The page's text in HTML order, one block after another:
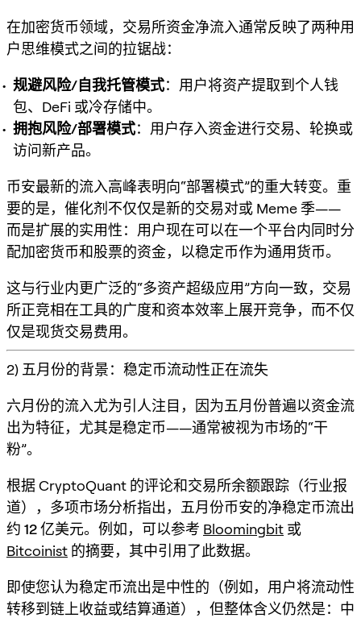
在加密货币领域，交易所资金净流入通常反映了两种用
户思维模式之间的拉锯战：
规避风险/自我托管模式：用户将资产提取到个人钱
包、DeFi 或冷存储中。
拥抱风险/部署模式：用户存入资金进行交易、轮换或
访问新产品。
币安最新的流入高峰表明向“部署模式”的重大转变。重
要的是，催化剂不仅仅是新的交易对或 Meme 季——
而是扩展的实用性：用户现在可以在一个平台内同时分
配加密货币和股票的资金，以稳定币作为通用货币。
这与行业内更广泛的“多资产超级应用”方向一致，交易
所正竞相在工具的广度和资本效率 上展开竞争，而不仅
仅是现货交易费用。
2) 五月份的背景：稳定币流动性正在流失
六月份的流入尤为引人注目，因为五月份普遍以资金流
出为特征，尤其是稳定币——通常被视为市场的“干
粉”。
根据 CryptoQuant 的评论和交易所余额跟踪（行业报
道），多项市场分析指出， 五月份币安的净稳定币流出
约 12 亿美元。例如，可以参考 Bloomingbit 或
Bitcoinist 的摘要，其中引用了此数据。
即使您认为稳定币流出是中性的（例如，用户将流动性
转移到链上收益或结算通道），但整体含义仍然是： 中